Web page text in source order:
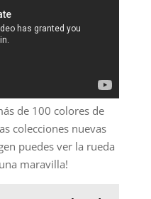
de 100 colores de
colecciones nuevas
puedes ver la rueda
maravilla!